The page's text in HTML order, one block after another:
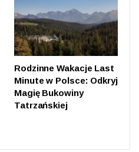
Rodzinne Wakacje Last
Minute w Polsce: Odkryj
Magię Bukowiny
Tatrzańskiej